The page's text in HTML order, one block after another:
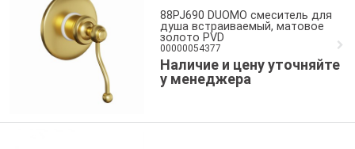
88PJ690 DUOMO смеситель для
душа встраиваемый, матовое
золото PVD
00000054377
Наличие и цену уточняйте
у менеджера